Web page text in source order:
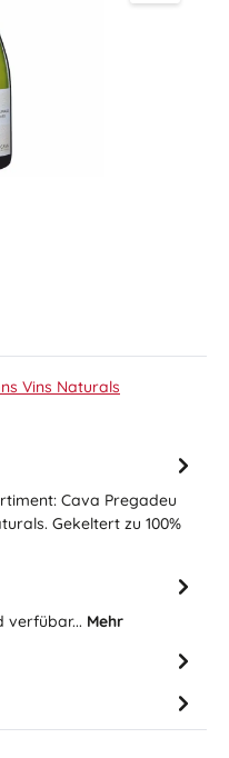
Vins Naturals
Cava Pregadeu
Gekeltert zu 100%
verfübar... Mehr